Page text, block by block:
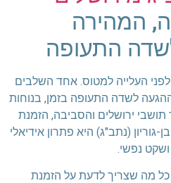
המהירה
התעופה
העלייה למטוס. אחד השלבים
לשדה התעופה בזמן, בנוחות
תושבי ירושלים והסביבה, הזמנת
גוריון (נתב"ג) היא פתרון אידיאלי
נפשי.
מה שצריך לדעת על הזמנת